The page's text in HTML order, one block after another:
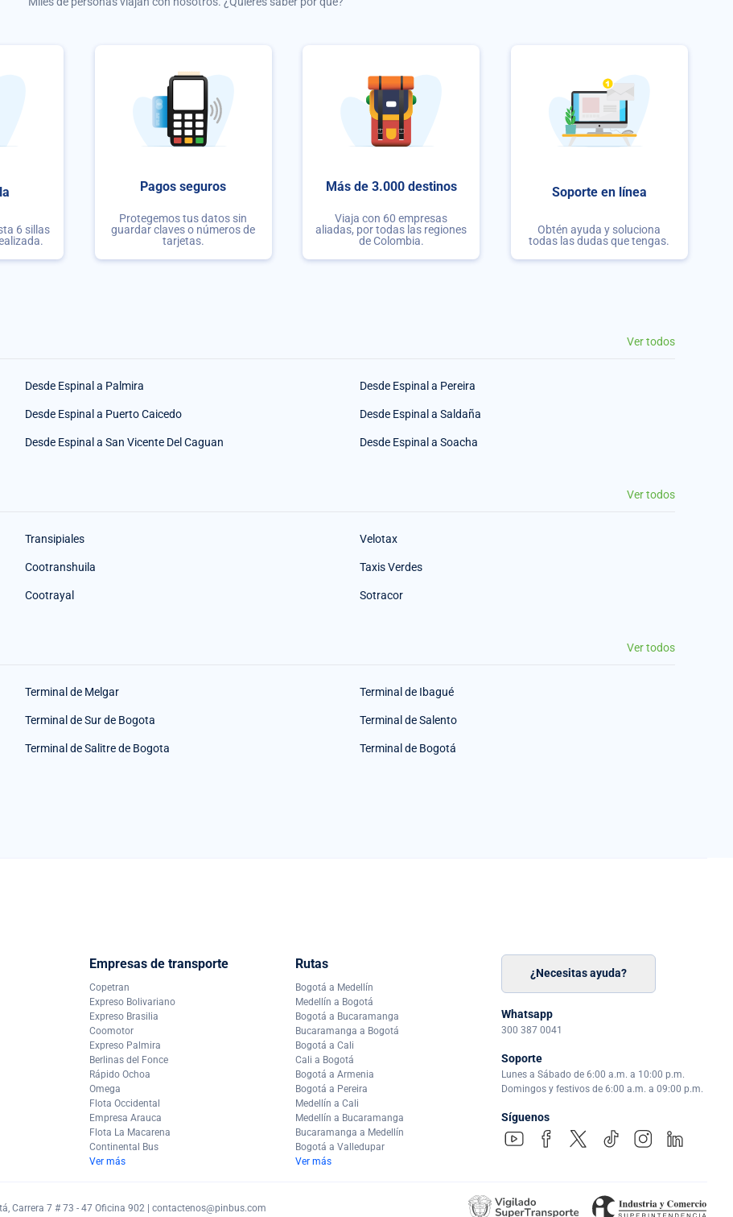
6 sillas
Pagos seguros
Protegemos tus datos sin
guardar claves o números de
tarjetas.
Más de 3.000 destinos
Viaja con 60 empresas
aliadas, por todas las regiones
de Colombia.
Soporte en línea
Obtén ayuda y soluciona
todas las dudas que tengas.
Ver todos
Desde Espinal a Palmira Desde Espinal a Pereira
Desde Espinal a Puerto Caicedo Desde Espinal a Saldaña
Desde Espinal a San Vicente Del Caguan Desde Espinal a Soacha
Ver todos
Transipiales Velotax
Cootranshuila Taxis Verdes
Cootrayal Sotracor
Ver todos
Terminal de Melgar Terminal de Ibagué
Terminal de Sur de Bogota Terminal de Salento
Terminal de Salitre de Bogota Terminal de Bogotá
Empresas de transporte
Copetran
Expreso Bolivariano
Expreso Brasilia
Coomotor
Expreso Palmira
Berlinas del Fonce
Rápido Ochoa
Omega
Flota Occidental
Empresa Arauca
Flota La Macarena
Continental Bus
Ver más
Rutas
Bogotá a Medellín
Medellín a Bogotá
Bogotá a Bucaramanga
Bucaramanga a Bogotá
Bogotá a Cali
Cali a Bogotá
Bogotá a Armenia
Bogotá a Pereira
Medellín a Cali
Medellín a Bucaramanga
Bucaramanga a Medellín
Bogotá a Valledupar
Ver más
¿Necesitas ayuda?
Whatsapp
300 387 0041
Soporte
Lunes a Sábado de 6:00 a.m. a 10:00 p.m.
Domingos y festivos de 6:00 a.m. a 09:00 p.m.
Síguenos
Carrera 7 # 73 - 47 Oficina 902 | contactenos@pinbus.com